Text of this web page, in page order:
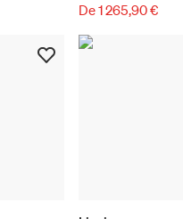
De 1 265,90 €